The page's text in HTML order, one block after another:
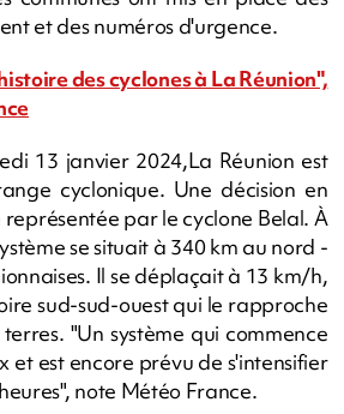
et des numéros d'urgence.
des cyclones à La Réunion",
13 janvier 2024,La Réunion est
cyclonique. Une décision en
par le cyclone Belal. À
se situait à 340 km au nord -
Il se déplaçait à 13 km/h,
sud-sud-ouest qui le rapproche
"Un système qui commence
et est encore prévu de s'intensifier
note Météo France.